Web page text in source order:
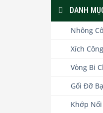
DANH
Nhông
Xích
Vòng Bi
Gối Đỡ
Khớp